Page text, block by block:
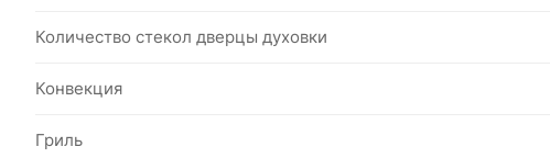
Количество стекол дверцы духовки
Конвекция
Гриль